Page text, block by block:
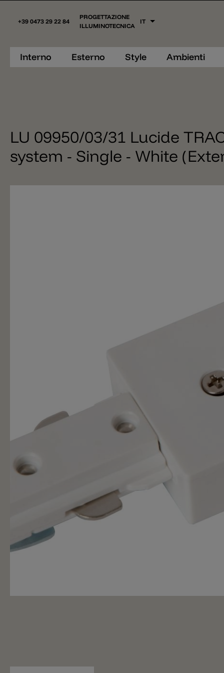
PROGETTAZIONE
ILLUMINOTECNICA
+39 0473 29 22 84 IT
Interno Esterno Style Ambienti
LU 09950/03/31 Lucide
system - Single - White